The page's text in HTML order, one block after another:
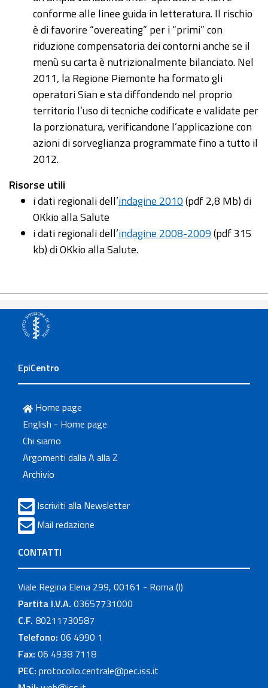
conforme alle linee guida in letteratura. Il rischio
è di favorire “overeating” per i “primi” con
riduzione compensatoria dei contorni anche se il
menù su carta è nutrizionalmente bilanciato. Nel
2011, la Regione Piemonte ha formato gli
operatori Sian e sta diffondendo nel proprio
territorio l’uso di tecniche codificate e validate per
la porzionatura, verificandone l’applicazione con
azioni di sorveglianza programmate fino a tutto il
2012.
Risorse utili
i dati regionali dell’indagine 2010(pdf 2,8 Mb) di
OKkio alla Salute
i dati regionali dell’indagine 2008-2009(pdf 315
kb) di OKkio alla Salute.
EpiCentro
Home page
English - Home page
Chi siamo
Argomenti dalla A alla Z
Archivio
Iscriviti alla Newsletter
Mail redazione
CONTATTI
Viale Regina Elena 299, 00161 - Roma (I)
Partita I.V.A. 03657731000
C.F. 80211730587
Telefono: 06 4990 1
Fax: 06 4938 7118
PEC: protocollo.centrale@pec.iss.it